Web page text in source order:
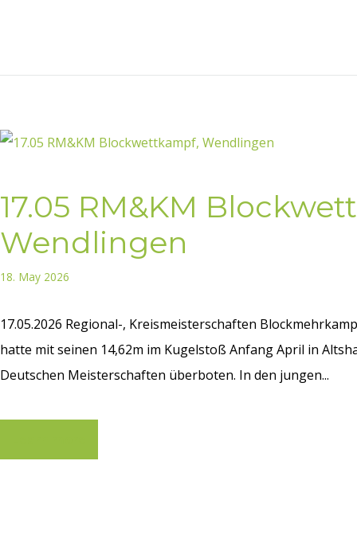
17.05 RM&KM
Wendlingen
18. May 2026
17.05.2026 Regional-, Kreismeisterschaften
hatte mit seinen 14,62m im Kugelstoß Anfang April in
Deutschen Meisterschaften überboten. In den jungen...